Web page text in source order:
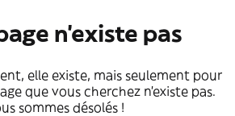
n'existe pas
elle existe, mais seulement pour
que vous cherchez n'existe pas.
sommes désolés !